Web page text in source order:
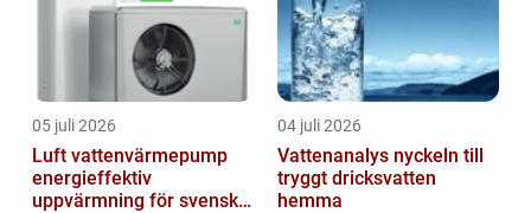
05 juli 2026
Luft vattenvärmepump
energieffektiv
uppvärmning för svenska
04 juli 2026
Vattenanalys nyckeln till
tryggt dricksvatten
hemma